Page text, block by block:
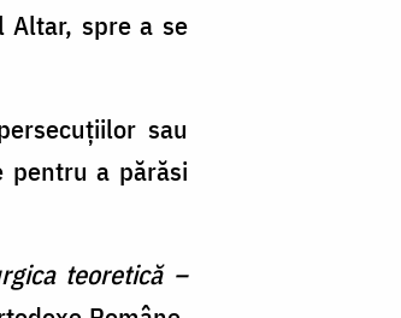
spre a se
sau
pentru a părăsi
teoretică –